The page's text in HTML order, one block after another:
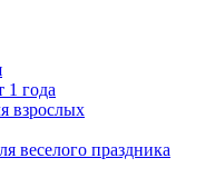
1 года
взрослых
веселого праздника